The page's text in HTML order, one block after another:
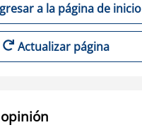
a la página de inicio
Actualizar página